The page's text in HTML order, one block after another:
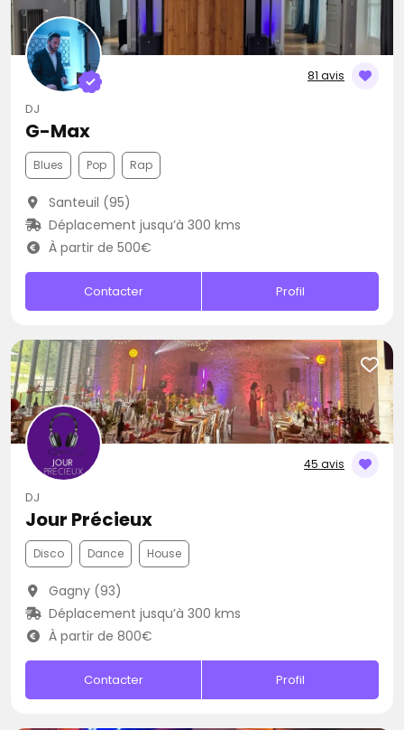
81 avis
DJ
G-Max
Blues Pop Rap
Santeuil (95)
Déplacement jusqu’à 300 kms
À partir de 500€
Contacter Profil
45 avis
DJ
Jour Précieux
Disco Dance House
Gagny (93)
Déplacement jusqu’à 300 kms
À partir de 800€
Contacter Profil